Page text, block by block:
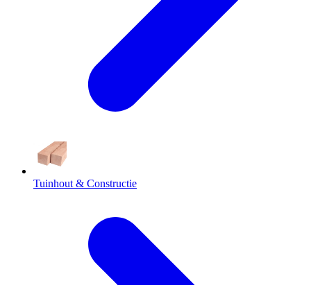
Tuinhout & Constructie